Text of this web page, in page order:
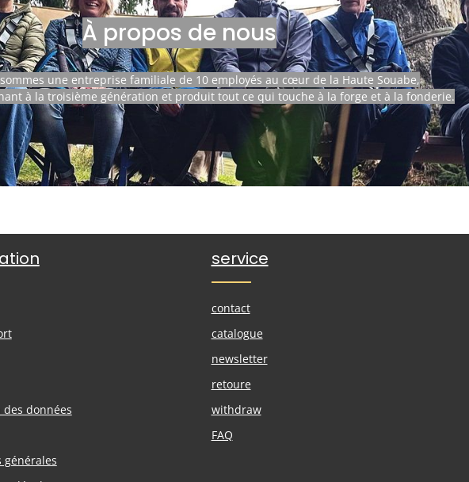
de
surface
litre.
place
À propos de nous
une entreprise familiale de 10 employés au cœur de la Haute Souabe,
à la troisième génération et produit tout ce qui touche à la forge et à la fonderie.
données
service
contact
catalogue
newsletter
retoure
withdraw
FAQ